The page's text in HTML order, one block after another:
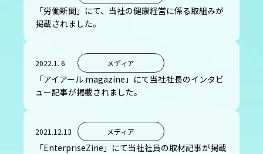
「労働新聞」にて、当社の健康経営に係る取組みが
掲載されました。
2022.1. 6 メディア
「アイアール magazine」にて当社社長のインタビ
ュー記事が掲載されました。
2021.12.13 メディア
「EnterpriseZine」にて当社社員の取材記事が掲載